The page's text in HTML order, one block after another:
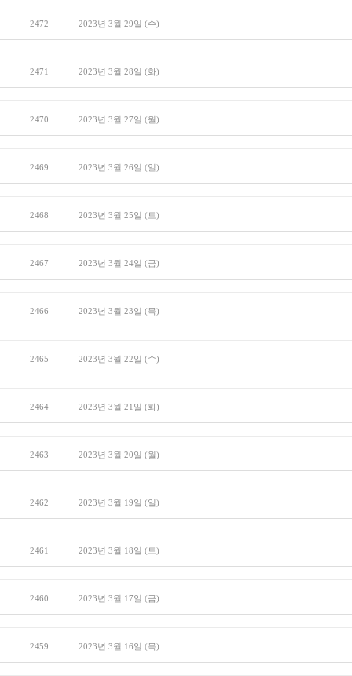
2472 2023년 3월 29일 (수)
2471 2023년 3월 28일 (화)
2470 2023년 3월 27일 (월)
2469 2023년 3월 26일 (일)
2468 2023년 3월 25일 (토)
2467 2023년 3월 24일 (금)
2466 2023년 3월 23일 (목)
2465 2023년 3월 22일 (수)
2464 2023년 3월 21일 (화)
2463 2023년 3월 20일 (월)
2462 2023년 3월 19일 (일)
2461 2023년 3월 18일 (토)
2460 2023년 3월 17일 (금)
2459 2023년 3월 16일 (목)